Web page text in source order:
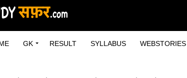
GK RESULT SYLLABUS WEBSTORIES